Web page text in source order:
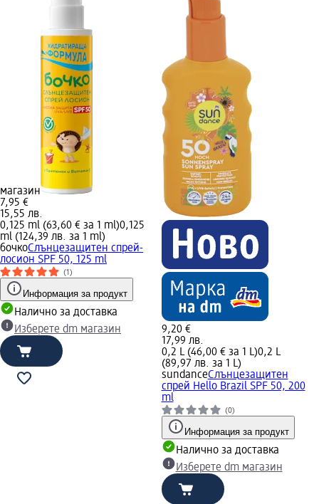
магазин
7,95 €
15,55 лв.
0,125 ml (63,60 € за 1 ml)0,125
ml (124,39 лв. за 1 ml)
бочкоСлънцезащитен спрей-
лосион SPF 50, 125 ml
(1)
Информация за продукт
Налично за доставка
Изберете dm магазин
9,20 €
17,99 лв.
0,2 L (46,00 € за 1 L)0,2 L
(89,97 лв. за 1 L)
sundanceСлънцезащитен
спрей Hello Brazil SPF 50, 200
ml
(0)
Информация за продукт
Налично за доставка
Изберете dm магазин